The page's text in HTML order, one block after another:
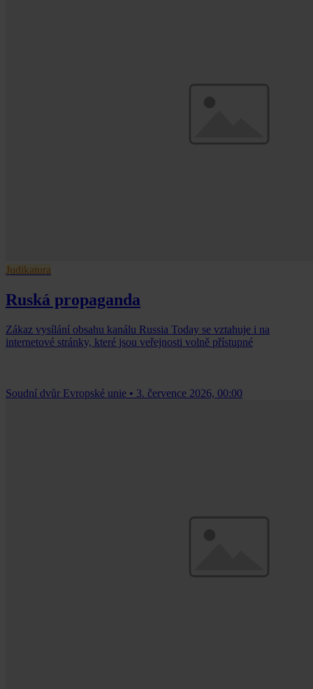
Judikatura
Ruská propaganda
Zákaz vysílání obsahu kanálu Russia Today se vztahuje i na
internetové stránky, které jsou veřejnosti volně přístupné
Soudní dvůr Evropské unie • 3. července 2026, 00:00